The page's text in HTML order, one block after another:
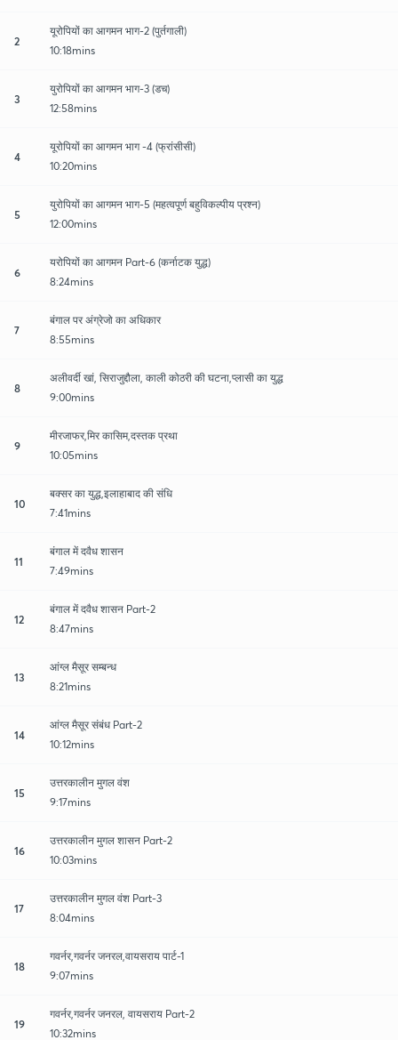
2
यूरोपियों का आगमन भाग-2 (पुर्तगाली)
10:18mins
3
युरोपियों का आगमन भाग-3 (डच)
12:58mins
4
यूरोपियों का आगमन भाग -4 (फ्रांसीसी)
10:20mins
5
युरोपियों का आगमन भाग-5 (महत्वपूर्ण बहुविकल्पीय प्रश्न)
12:00mins
6
यरोपियों का आगमन Part-6 (कर्नाटक युद्ध)
8:24mins
7
बंगाल पर अंग्रेजो का अधिकार
8:55mins
8
अलीवर्दी खां, सिराजुद्दौला, काली कोठरी की घटना,प्लासी का युद्ध
9:00mins
9
मीरजाफर,मिर कासिम,दस्तक प्रथा
10:05mins
10
बक्सर का युद्ध,इलाहाबाद की संधि
7:41mins
11
बंगाल में दवैध शासन
7:49mins
12
बंगाल में दवैध शासन Part-2
8:47mins
13
आंग्ल मैसूर सम्बन्ध
8:21mins
14
आंग्ल मैसूर संबंध Part-2
10:12mins
15
उत्तरकालीन मुगल वंश
9:17mins
16
उत्तरकालीन मुगल शासन Part-2
10:03mins
17
उत्तरकालीन मुगल वंश Part-3
8:04mins
18
गवर्नर,गवर्नर जनरल,वायसराय पार्ट-1
9:07mins
19
गवर्नर,गवर्नर जनरल, वायसराय Part-2
10:32mins